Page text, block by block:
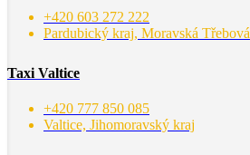
+420 603 272 222
Pardubický kraj, Moravská Třebová
Taxi Valtice
+420 777 850 085
Valtice, Jihomoravský kraj